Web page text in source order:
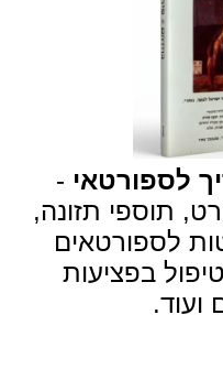
לספורטאי -
תוספי תזונה,
לספורטאים
בפציעות
ועוד.